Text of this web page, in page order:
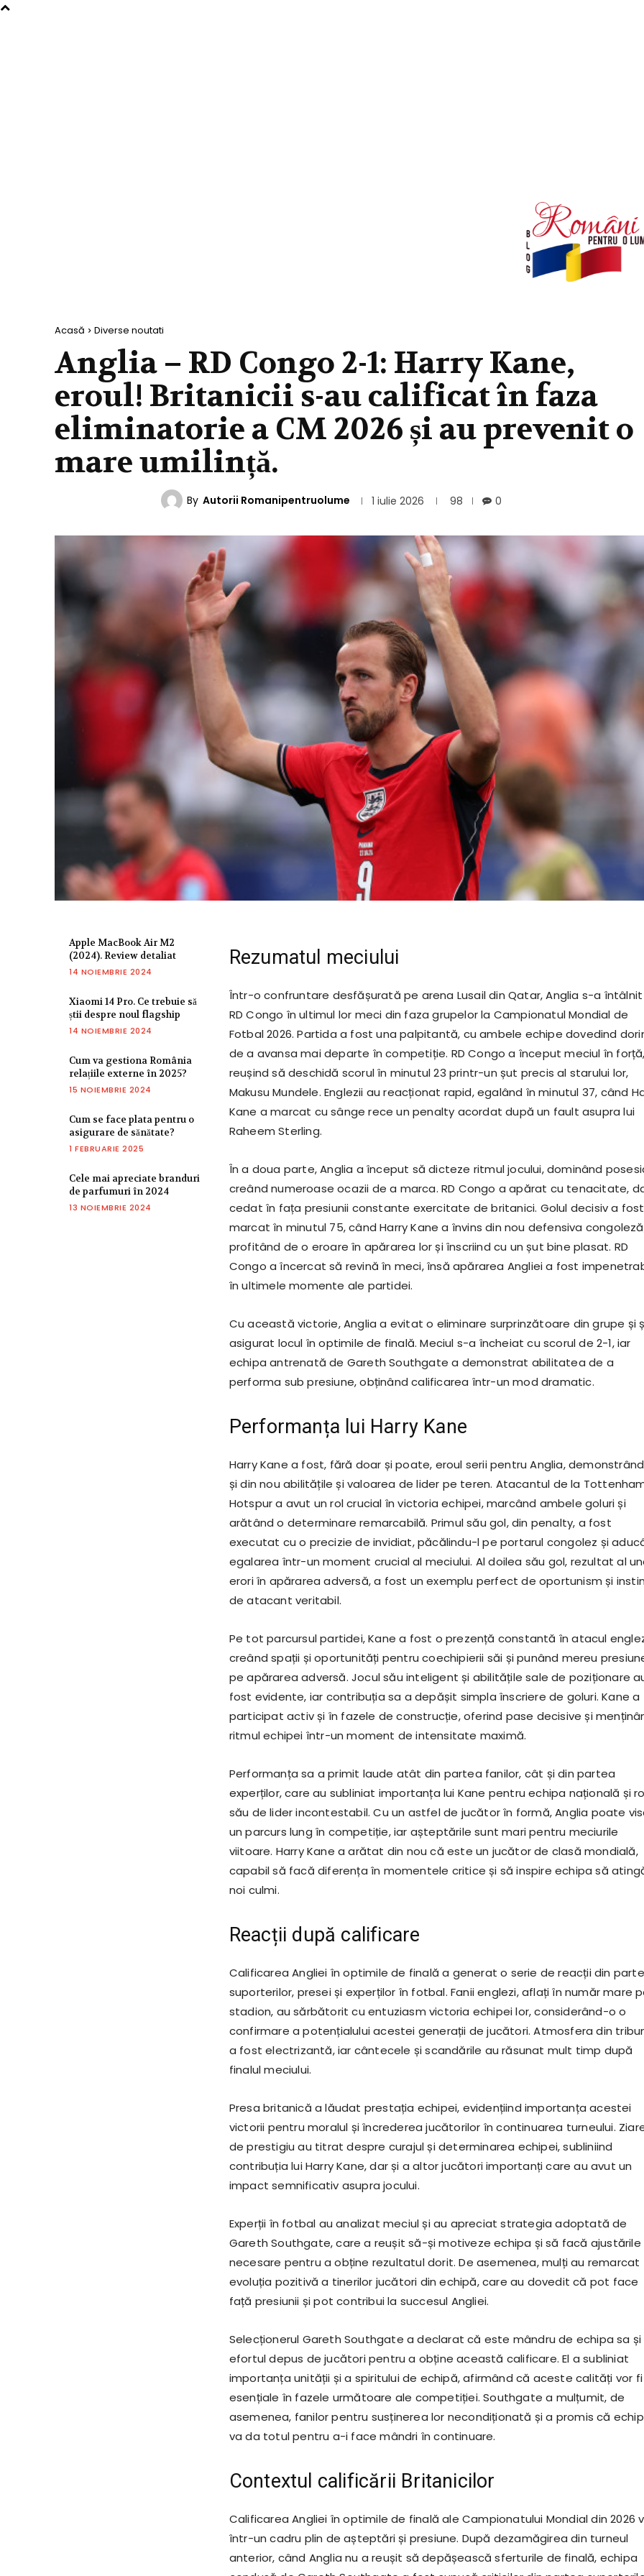
Acasă Diverse noutati
Anglia – RD Congo 2-1: Harry Kane,
eroul! Britanicii s-au calificat în faza
eliminatorie a CM 2026 și au prevenit o
mare umilință.
By Autorii Romanipentruolume 1 iulie 2026 98 0
Apple MacBook Air M2
(2024). Review detaliat
14 NOIEMBRIE 2024
Xiaomi 14 Pro. Ce trebuie să
știi despre noul flagship
14 NOIEMBRIE 2024
Cum va gestiona România
relațiile externe în 2025?
15 NOIEMBRIE 2024
Cum se face plata pentru o
asigurare de sănătate?
1 FEBRUARIE 2025
Cele mai apreciate branduri
de parfumuri în 2024
13 NOIEMBRIE 2024
Rezumatul meciului
Într-o confruntare desfășurată pe arena Lusail din Qatar, Anglia s-a
RD Congo în ultimul lor meci din faza grupelor la Campionatul Mondial de
Fotbal 2026. Partida a fost una palpitantă, cu ambele echipe dovedind
de a avansa mai departe în competiție. RD Congo a început meciul în forță,
reușind să deschidă scorul în minutul 23 printr-un șut precis al starului lor,
Makusu Mundele. Englezii au reacționat rapid, egalând în minutul 37, când
Kane a marcat cu sânge rece un penalty acordat după un fault asupra lui
Raheem Sterling.
În a doua parte, Anglia a început să dicteze ritmul jocului, dominând
creând numeroase ocazii de a marca. RD Congo a apărat cu tenacitate,
cedat în fața presiunii constante exercitate de britanici. Golul decisiv a fost
marcat în minutul 75, când Harry Kane a învins din nou defensiva
profitând de o eroare în apărarea lor și înscriind cu un șut bine plasat. RD
Congo a încercat să revină în meci, însă apărarea Angliei a fost
în ultimele momente ale partidei.
Cu această victorie, Anglia a evitat o eliminare surprinzătoare din grupe și
asigurat locul în optimile de finală. Meciul s-a încheiat cu scorul de 2-1, iar
echipa antrenată de Gareth Southgate a demonstrat abilitatea de a
performa sub presiune, obținând calificarea într-un mod dramatic.
Performanța lui Harry Kane
Harry Kane a fost, fără doar și poate, eroul serii pentru Anglia,
și din nou abilitățile și valoarea de lider pe teren. Atacantul de la
Hotspur a avut un rol crucial în victoria echipei, marcând ambele goluri și
arătând o determinare remarcabilă. Primul său gol, din penalty, a fost
executat cu o precizie de invidiat, păcălindu-l pe portarul congolez și
egalarea într-un moment crucial al meciului. Al doilea său gol, rezultat al
erori în apărarea adversă, a fost un exemplu perfect de oportunism și
de atacant veritabil.
Pe tot parcursul partidei, Kane a fost o prezență constantă în atacul
creând spații și oportunități pentru coechipierii săi și punând mereu
pe apărarea adversă. Jocul său inteligent și abilitățile sale de poziționare
fost evidente, iar contribuția sa a depășit simpla înscriere de goluri. Kane a
participat activ și în fazele de construcție, oferind pase decisive și
ritmul echipei într-un moment de intensitate maximă.
Performanța sa a primit laude atât din partea fanilor, cât și din partea
experților, care au subliniat importanța lui Kane pentru echipa națională și
său de lider incontestabil. Cu un astfel de jucător în formă, Anglia poate
un parcurs lung în competiție, iar așteptările sunt mari pentru meciurile
viitoare. Harry Kane a arătat din nou că este un jucător de clasă mondială,
capabil să facă diferența în momentele critice și să inspire echipa să
noi culmi.
Reacții după calificare
Calificarea Angliei în optimile de finală a generat o serie de reacții din
suporterilor, presei și experților în fotbal. Fanii englezi, aflați în număr mare
stadion, au sărbătorit cu entuziasm victoria echipei lor, considerând-o o
confirmare a potențialului acestei generații de jucători. Atmosfera din
a fost electrizantă, iar cântecele și scandările au răsunat mult timp după
finalul meciului.
Presa britanică a lăudat prestația echipei, evidențiind importanța acestei
victorii pentru moralul și încrederea jucătorilor în continuarea turneului.
de prestigiu au titrat despre curajul și determinarea echipei, subliniind
contribuția lui Harry Kane, dar și a altor jucători importanți care au avut un
impact semnificativ asupra jocului.
Experții în fotbal au analizat meciul și au apreciat strategia adoptată de
Gareth Southgate, care a reușit să-și motiveze echipa și să facă ajustările
necesare pentru a obține rezultatul dorit. De asemenea, mulți au remarcat
evoluția pozitivă a tinerilor jucători din echipă, care au dovedit că pot face
față presiunii și pot contribui la succesul Angliei.
Selecționerul Gareth Southgate a declarat că este mândru de echipa sa și
efortul depus de jucători pentru a obține această calificare. El a subliniat
importanța unității și a spiritului de echipă, afirmând că aceste calități vor fi
esențiale în fazele următoare ale competiției. Southgate a mulțumit, de
asemenea, fanilor pentru susținerea lor necondiționată și a promis că
va da totul pentru a-i face mândri în continuare.
Contextul calificării Britanicilor
Calificarea Angliei în optimile de finală ale Campionatului Mondial din 2026
într-un cadru plin de așteptări și presiune. După dezamăgirea din turneul
anterior, când Anglia nu a reușit să depășească sferturile de finală, echipa